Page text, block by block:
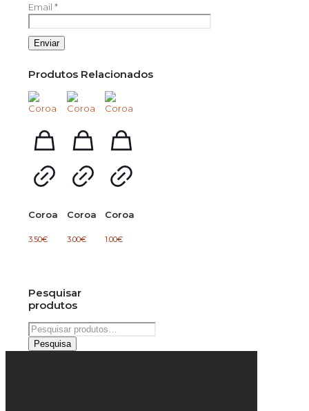
Email *
Produtos Relacionados
Coroa
3.50€
Coroa
3.00€
Coroa
1.00€
Pesquisar
produtos
Pesquisar
por:
Pesquisa